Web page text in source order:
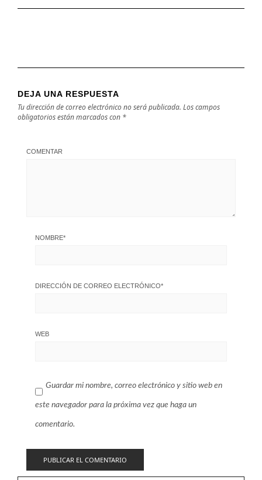
DEJA UNA RESPUESTA
Tu dirección de correo electrónico no será publicada. Los campos
obligatorios están marcados con *
COMENTAR
NOMBRE*
DIRECCIÓN DE CORREO ELECTRÓNICO*
WEB
Guardar mi nombre, correo electrónico y sitio web en
este navegador para la próxima vez que haga un
comentario.